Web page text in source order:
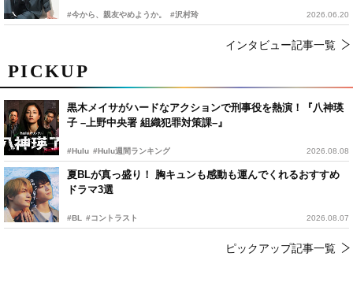
PICKUP
黒木メイサがハードなアクションで刑事役を熱演！『八神瑛
子 –上野中央署 組織犯罪対策課–』
#Hulu #Hulu週間ランキング 2026.08.08
夏BLが真っ盛り！ 胸キュンも感動も運んでくれるおすすめ
ドラマ3選
#BL #コントラスト 2026.08.07
ピックアップ記事一覧
#今から、親友やめようか。 #沢村玲 2026.06.20
インタビュー記事一覧